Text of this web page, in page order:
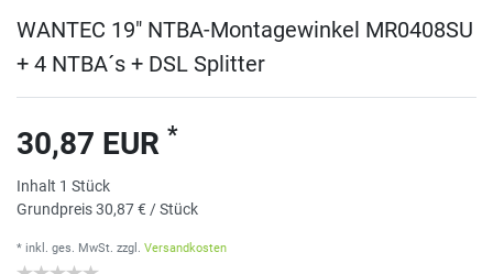
WANTEC 19" NTBA-Montagewinkel MR0408SU
+ 4 NTBA´s + DSL Splitter
30,87 EUR *
Inhalt 1 Stück
Grundpreis30,87 € / Stück
* inkl. ges. MwSt. zzgl. Versandkosten